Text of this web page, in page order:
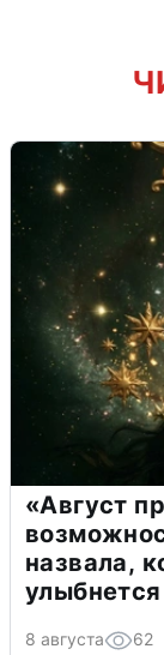
«Август
назвала,
8 августа 62